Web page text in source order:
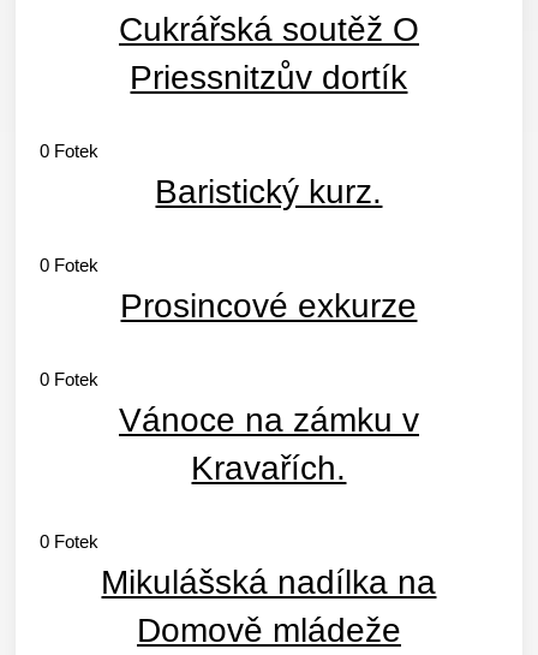
Cukrářská soutěž O
Priessnitzův dortík
0 Fotek
Baristický kurz.
0 Fotek
Prosincové exkurze
0 Fotek
Vánoce na zámku v
Kravařích.
0 Fotek
Mikulášská nadílka na
Domově mládeže